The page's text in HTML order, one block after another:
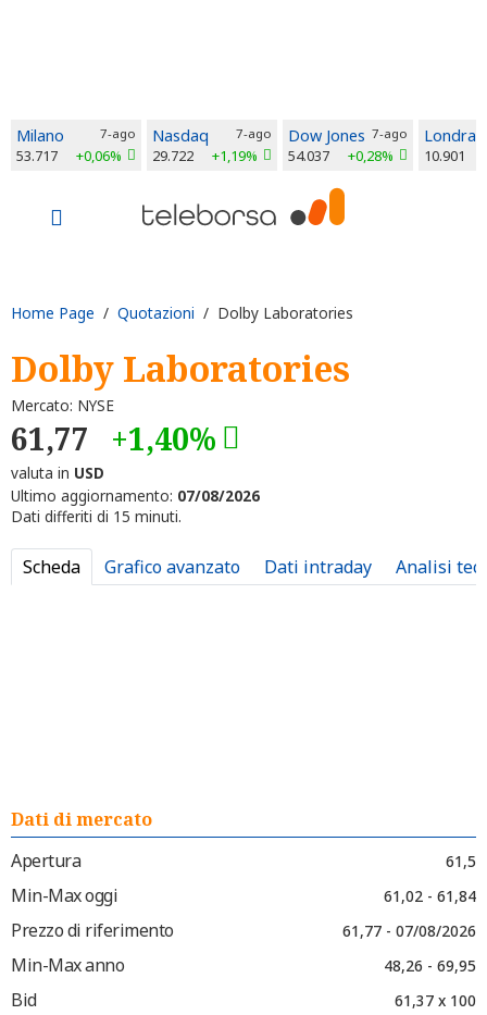
Milano 7-ago
53.717 +0,06%
Nasdaq 7-ago
29.722 +1,19%
Dow Jones 7-ago
54.037 +0,28%
Londra
10.901
Home Page / Quotazioni / Dolby Laboratories
Dolby Laboratories
Mercato: NYSE
61,77 +1,40%
valuta in USD
Ultimo aggiornamento: 07/08/2026
Dati differiti di 15 minuti.
Scheda Grafico avanzato Dati intraday Analisi
Dati di mercato
Apertura
61,5
Min-Max oggi 61,02 - 61,84
Prezzo di riferimento 61,77 - 07/08/2026
Min-Max anno 48,26 - 69,95
Bid 61,37 x 100